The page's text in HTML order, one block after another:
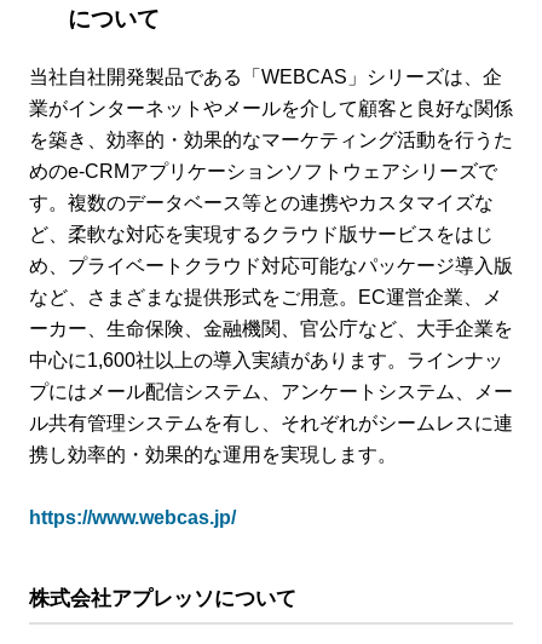
について
当社自社開発製品である「WEBCAS」シリーズは、企
業がインターネットやメールを介して顧客と良好な関係
を築き、効率的・効果的なマーケティング活動を行うた
めのe-CRMアプリケーションソフトウェアシリーズで
す。複数のデータベース等との連携やカスタマイズな
ど、柔軟な対応を実現するクラウド版サービスをはじ
め、プライベートクラウド対応可能なパッケージ導入版
など、さまざまな提供形式をご用意。EC運営企業、メ
ーカー、生命保険、金融機関、官公庁など、大手企業を
中心に1,600社以上の導入実績があります。ラインナッ
プにはメール配信システム、アンケートシステム、メー
ル共有管理システムを有し、それぞれがシームレスに連
携し効率的・効果的な運用を実現します。
https://www.webcas.jp/
株式会社アプレッソについて